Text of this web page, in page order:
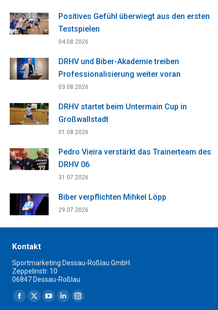
Positives Gefühl überwiegt aus den ersten
Testspielen
04.08.2026
DRHV und Biber-Akademie treiben
Professionalisierung weiter voran
03.08.2026
DRHV startet beim Untermain Cup in
Großwallstadt
01.08.2026
Pedro Vieira verstärkt das Trainerteam des
DRHV 06
31.07.2026
Biber verpflichten Mihkel Löpp
29.07.2026
Kontakt
Sportmarketing Dessau-Roßlau GmbH
Zeppelinstr. 10
06847 Dessau-Roßlau
Finden Sie uns auf:
Facebook
X
YouTube
LinkedinInstagram